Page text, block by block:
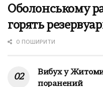
Оболонському
горять
0 ПОШИРИТИ
Вибух у
поранений